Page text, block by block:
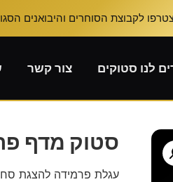
לקבוצת הסוחרים והיבואנים
לנו סטוקים צור קשר
סטוק מדף
עגלת פרמידה להצגת